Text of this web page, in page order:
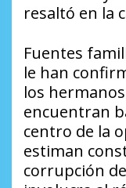
resaltó en la
Fuentes
le han
los
encuentran
centro de la
estiman
corrupción